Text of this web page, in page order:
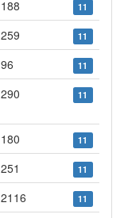
188 11
259 11
96 11
290 11
180 11
251 11
2116 11